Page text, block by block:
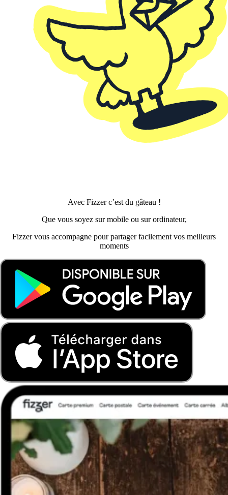
Avec Fizzer c’est du gâteau !
Que vous soyez sur mobile ou sur ordinateur,
Fizzer vous accompagne pour partager facilement vos meilleurs
moments